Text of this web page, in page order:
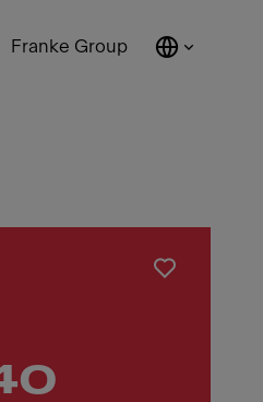
Franke Group